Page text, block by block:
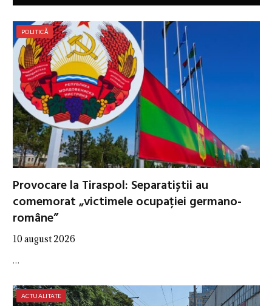
POLITICĂ
Provocare la Tiraspol: Separatiștii au
comemorat „victimele ocupației germano-
române”
10 august 2026
…
ACTUALITATE